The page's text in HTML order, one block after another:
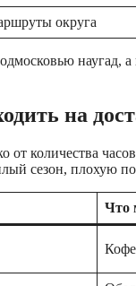
округа
наугад,
на
от количества
сезон, плохую
Что